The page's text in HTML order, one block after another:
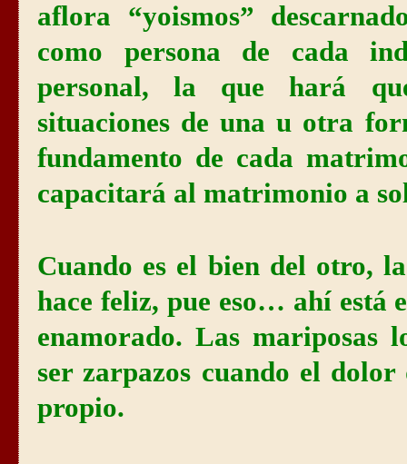
aflora “yoismos”
como persona de cada
personal, la que hará
situaciones de una u otra
fundamento de cada
capacitará al matrimonio a
Cuando es el bien del otro,
hace feliz, pue eso… ahí está
enamorado. Las mariposas
ser zarpazos cuando el
propio.